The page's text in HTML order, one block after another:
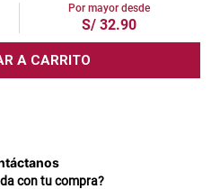
Por mayor desde
S/ 32.90
A CARRITO
con tu compra?